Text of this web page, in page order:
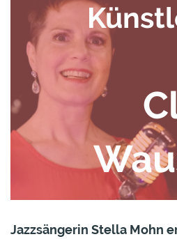
Jazzsängerin Stella Mohn